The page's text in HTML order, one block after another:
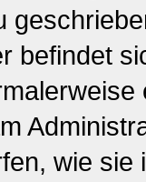
befindet
wie